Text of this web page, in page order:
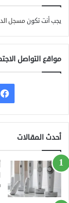
يجب أنت تكون مسجل
مواقع التواصل
أحدث المقالات